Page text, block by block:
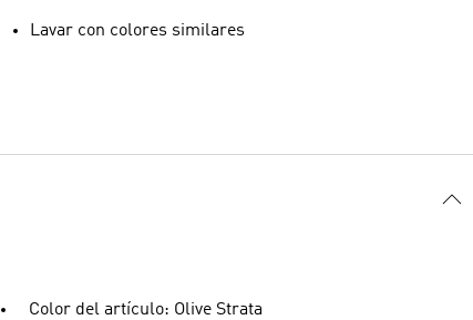
Lavar con colores similares
Color del artículo: Olive Strata